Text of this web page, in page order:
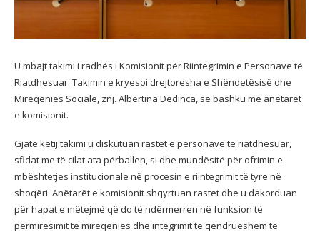
U mbajt takimi i radhës i Komisionit për Riintegrimin e Personave të
Riatdhesuar. Takimin e kryesoi drejtoresha e Shëndetësisë dhe
Mirëqenies Sociale, znj. Albertina Dedinca, së bashku me anëtarët
e komisionit.
Gjatë këtij takimi u diskutuan rastet e personave të riatdhesuar,
sfidat me të cilat ata përballen, si dhe mundësitë për ofrimin e
mbështetjes institucionale në procesin e riintegrimit të tyre në
shoqëri. Anëtarët e komisionit shqyrtuan rastet dhe u dakorduan
për hapat e mëtejmë që do të ndërmerren në funksion të
përmirësimit të mirëqenies dhe integrimit të qëndrueshëm të